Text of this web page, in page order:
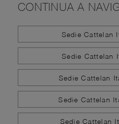
CONTINUA A
Sedie Cattelan
Sedie Cattelan
Sedie Cattelan
Sedie Cattelan
Sedie Cattelan